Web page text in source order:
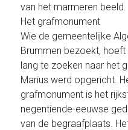
van het marmeren beeld.
Het grafmonument
Wie de gemeentelijke
Brummen bezoekt, hoeft
lang te zoeken naar het
Marius werd opgericht.
grafmonument is het
negentiende-eeuwse
van de begraafplaats.